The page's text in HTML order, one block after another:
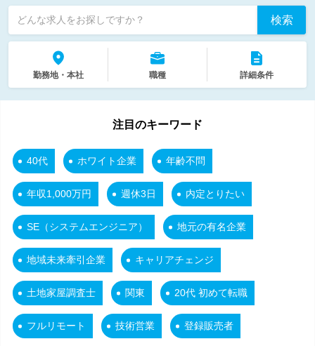
どんな求人をお探しですか？ 検索
勤務地・本社 職種 詳細条件
注目のキーワード
40代 ホワイト企業 年齢不問
年収1,000万円 週休3日 内定とりたい
SE（システムエンジニア） 地元の有名企業
地域未来牽引企業 キャリアチェンジ
土地家屋調査士 関東 20代 初めて転職
フルリモート 技術営業 登録販売者